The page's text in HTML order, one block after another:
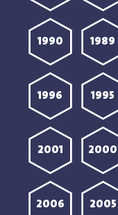
1989
1990
1995
1996
2000
2001
2005
2006